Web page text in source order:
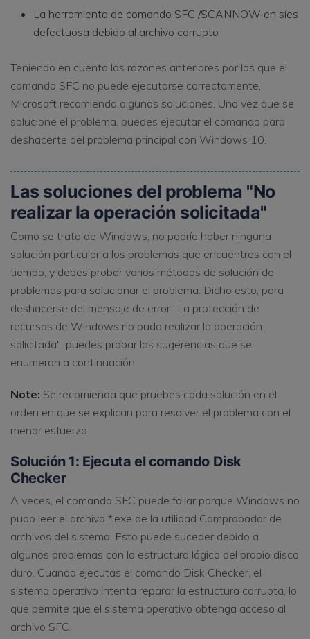
La herramienta de comando SFC /SCANNOW en síes
defectuosa debido al archivo corrupto
Teniendo en cuenta las razones anteriores por las que el
comando SFC no puede ejecutarse correctamente,
Microsoft recomienda algunas soluciones. Una vez que se
solucione el problema, puedes ejecutar el comando para
deshacerte del problema principal con Windows 10.
Las soluciones del problema "No
realizar la operación solicitada"
Como se trata de Windows, no podría haber ninguna
solución particular a los problemas que encuentres con el
tiempo, y debes probar varios métodos de solución de
problemas para solucionar el problema. Dicho esto, para
deshacerse del mensaje de error "La protección de
recursos de Windows no pudo realizar la operación
solicitada", puedes probar las sugerencias que se
enumeran a continuación.
Note: Se recomienda que pruebes cada solución en el
orden en que se explican para resolver el problema con el
menor esfuerzo:
Solución 1: Ejecuta el comando Disk
Checker
A veces, el comando SFC puede fallar porque Windows no
pudo leer el archivo *.exe de la utilidad Comprobador de
archivos del sistema. Esto puede suceder debido a
algunos problemas con la estructura lógica del propio disco
duro. Cuando ejecutas el comando Disk Checker, el
sistema operativo intenta reparar la estructura corrupta, lo
que permite que el sistema operativo obtenga acceso al
archivo SFC.